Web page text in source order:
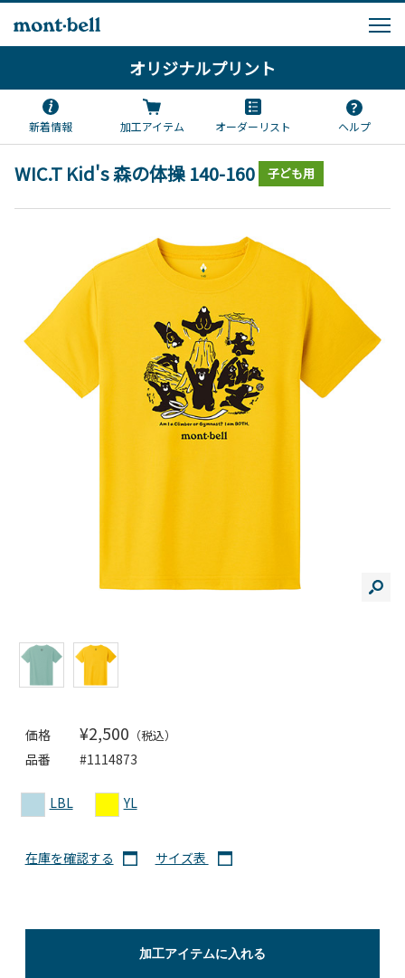
オリジナルプリント
新着情報 加工アイテム オーダーリスト ヘルプ
WIC.T Kid's 森の体操 140-160 子ども用
価格 ¥2,500 （税込）
品番 #1114873
LBL YL
在庫を確認する サイズ表
加工アイテムに入れる